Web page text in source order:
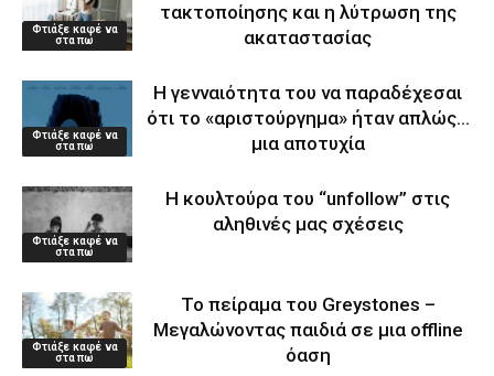
Φτιάξε καφέ να
στα πω
τακτοποίησης και η λύτρωση της
ακαταστασίας
Φτιάξε καφέ να
στα πω
Η γενναιότητα του να παραδέχεσαι
ότι το «αριστούργημα» ήταν απλώς…
μια αποτυχία
Φτιάξε καφέ να
στα πω
Η κουλτούρα του “unfollow” στις
αληθινές μας σχέσεις
Φτιάξε καφέ να
στα πω
Το πείραμα του Greystones –
Μεγαλώνοντας παιδιά σε μια offline
όαση